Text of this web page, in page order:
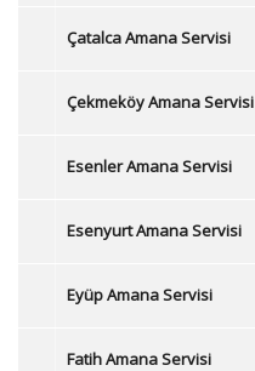
Çatalca Amana Servisi
Çekmeköy Amana Servisi
Esenler Amana Servisi
Esenyurt Amana Servisi
Eyüp Amana Servisi
Fatih Amana Servisi